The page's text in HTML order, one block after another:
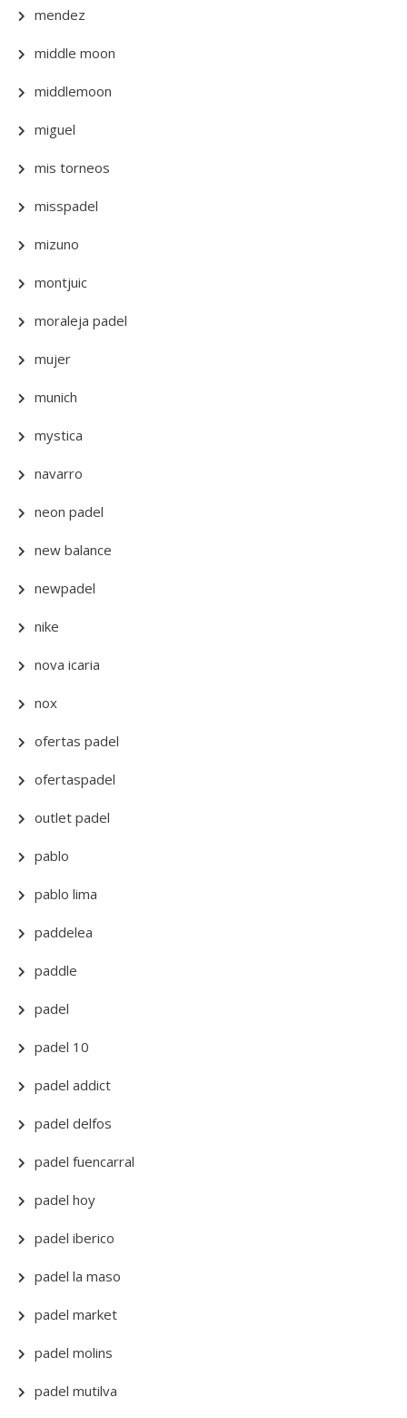
mendez
middle moon
middlemoon
miguel
mis torneos
misspadel
mizuno
montjuic
moraleja padel
mujer
munich
mystica
navarro
neon padel
new balance
newpadel
nike
nova icaria
nox
ofertas padel
ofertaspadel
outlet padel
pablo
pablo lima
paddelea
paddle
padel
padel 10
padel addict
padel delfos
padel fuencarral
padel hoy
padel iberico
padel la maso
padel market
padel molins
padel mutilva